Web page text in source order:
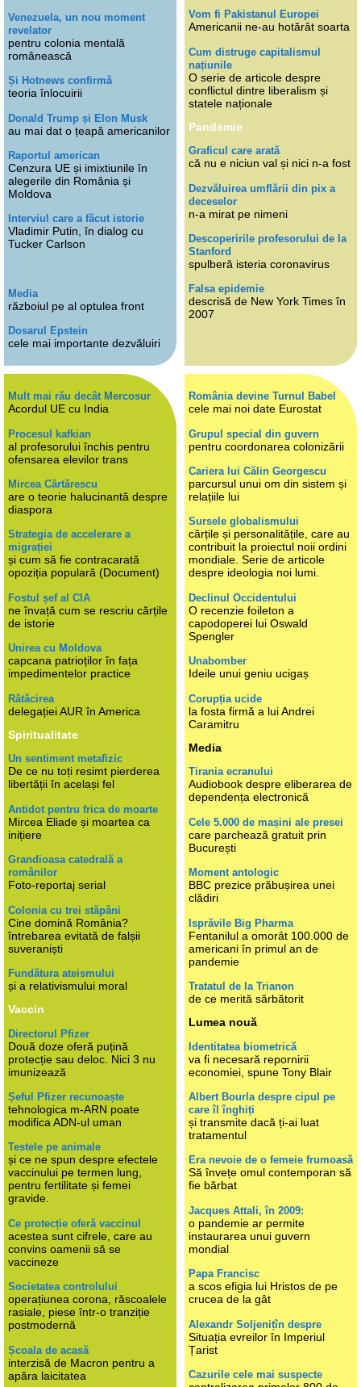
Venezuela, un nou moment
revelator
pentru colonia mentală
românească
Și Hotnews confirmă
teoria înlocuirii
Donald Trump și Elon Musk
au mai dat o țeapă americanilor
Raportul american
Cenzura UE și imixtiunile în
alegerile din România și
Moldova
Interviul care a făcut istorie
Vladimir Putin, în dialog cu
Tucker Carlson
Media
războiul pe al optulea front
Dosarul Epstein
cele mai importante dezvăluiri
Vom fi Pakistanul Europei
Americanii ne-au hotărât soarta
Cum distruge capitalismul
națiunile
O serie de articole despre
conflictul dintre liberalism și
statele naționale
Pandemie
Graficul care arată
că nu e niciun val și nici n-a fost
Dezvăluirea umflării din pix a
deceselor
n-a mirat pe nimeni
Descoperirile profesorului de la
Stanford
spulberă isteria coronavirus
Falsa epidemie
descrisă de New York Times în
2007
Mult mai rău decât Mercosur
Acordul UE cu India
Procesul kafkian
al profesorului închis pentru
ofensarea elevilor trans
Mircea Cărtărescu
are o teorie halucinantă despre
diaspora
Strategia de accelerare a
migrației
și cum să fie contracarată
opoziția populară (Document)
Fostul șef al CIA
ne învață cum se rescriu cărțile
de istorie
Unirea cu Moldova
capcana patrioților în fața
impedimentelor practice
Rătăcirea
delegației AUR în America
Spiritualitate
Un sentiment metafizic
De ce nu toți resimt pierderea
libertății în același fel
Antidot pentru frica de moarte
Mircea Eliade și moartea ca
inițiere
Grandioasa catedrală a
românilor
Foto-reportaj serial
Colonia cu trei stăpâni
Cine domină România?
întrebarea evitată de falșii
suveraniști
Fundătura ateismului
și a relativismului moral
Vaccin
Directorul Pfizer
Două doze oferă puțină
protecție sau deloc. Nici 3 nu
imunizează
Șeful Pfizer recunoaște
tehnologica m-ARN poate
modifica ADN-ul uman
Testele pe animale
și ce ne spun despre efectele
vaccinului pe termen lung,
pentru fertilitate și femei
gravide.
Ce protecție oferă vaccinul
acestea sunt cifrele, care au
convins oamenii să se
vaccineze
Societatea controlului
operațiunea corona, răscoalele
rasiale, piese într-o tranziție
postmodernă
Școala de acasă
interzisă de Macron pentru a
apăra laicitatea
România devine Turnul Babel
cele mai noi date Eurostat
Grupul special din guvern
pentru coordonarea colonizării
Cariera lui Călin Georgescu
parcursul unui om din sistem și
relațiile lui
Sursele globalismului
cărțile și personalitățile, care au
contribuit la proiectul noii ordini
mondiale. Serie de articole
despre ideologia noi lumi.
Declinul Occidentului
O recenzie foileton a
capodoperei lui Oswald
Spengler
Unabomber
Ideile unui geniu ucigaș
Corupția ucide
la fosta firmă a lui Andrei
Caramitru
Media
Tirania ecranului
Audiobook despre eliberarea de
dependența electronică
Cele 5.000 de mașini ale presei
care parchează gratuit prin
București
Moment antologic
BBC prezice prăbușirea unei
clădiri
Isprăvile Big Pharma
Fentanilul a omorât 100.000 de
americani în primul an de
pandemie
Tratatul de la Trianon
de ce merită sărbătorit
Lumea nouă
Identitatea biometrică
va fi necesară repornirii
economiei, spune Tony Blair
Albert Bourla despre cipul pe
care îl înghiți
și transmite dacă ți-ai luat
tratamentul
Era nevoie de o femeie frumoasă
Să învețe omul contemporan să
fie bărbat
Jacques Attali, în 2009:
o pandemie ar permite
instaurarea unui guvern
mondial
Papa Francisc
a scos efigia lui Hristos de pe
crucea de la gât
Alexandr Soljenițîn despre
Situația evreilor în Imperiul
Țarist
Cazurile cele mai suspecte